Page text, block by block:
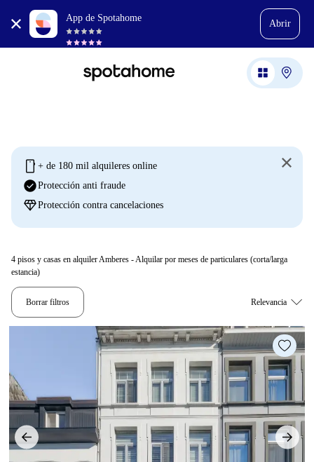
App de Spotahome
Abrir
mobile + de 180 mil alquileres online
check_circleProtección anti fraude
diamondProtección contra cancelaciones
4 pisos y casas en alquiler Amberes - Alquilar por meses de particulares (corta/larga
estancia)
Borrar filtros